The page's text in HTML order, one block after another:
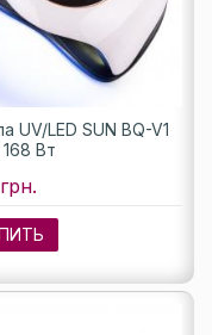
UV/LED SUN BQ-V1
Вт